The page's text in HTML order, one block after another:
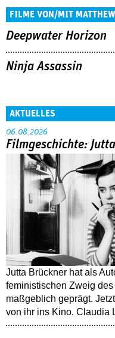
FILME VON/MIT
Deepwater Horizon
Ninja Assassin
AKTUELLES
06.08.2026
Filmgeschichte:
Jutta Brückner hat als
feministischen Zweig
maßgeblich geprägt.
von ihr ins Kino. Claudia